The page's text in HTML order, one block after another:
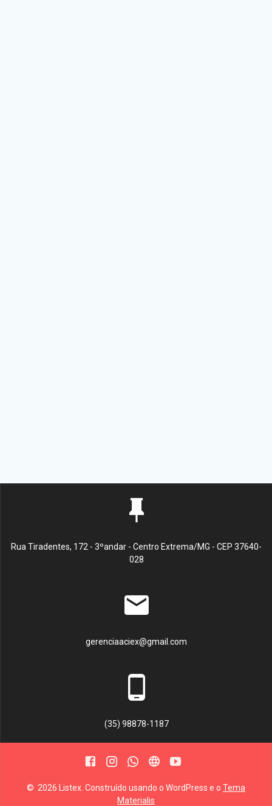
Rua Tiradentes, 172 - 3ºandar - Centro Extrema/MG - CEP 37640-
028
gerenciaaciex@gmail.com
(35) 98878-1187
© 2026 Listex. Construído usando o WordPress e o Tema
Materialis